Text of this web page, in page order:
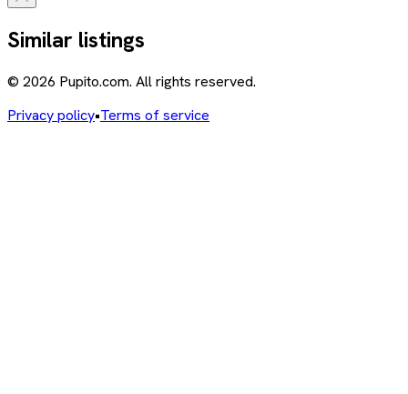
Similar listings
© 2026 Pupito.com. All rights reserved.
Privacy policy•Terms of service